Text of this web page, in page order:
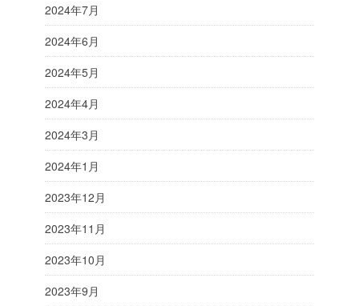
2024年7月
2024年6月
2024年5月
2024年4月
2024年3月
2024年1月
2023年12月
2023年11月
2023年10月
2023年9月